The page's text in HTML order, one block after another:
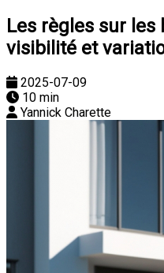
Les règles sur les
visibilité et
2025-07-09
10 min
Yannick Charette